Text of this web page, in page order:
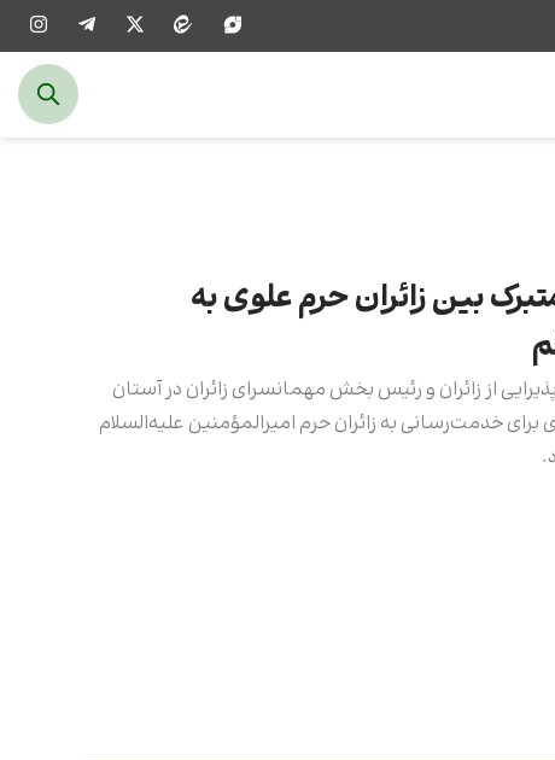
بین زائران حرم علوی به
از زائران و رئیس بخش مهمانسرای زائران در آستان
خدمت‌رسانی به زائران حرم امیرالمؤمنین علیه‌السلام